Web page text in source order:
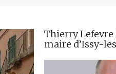
Thierry Lefevre
maire d’Issy-